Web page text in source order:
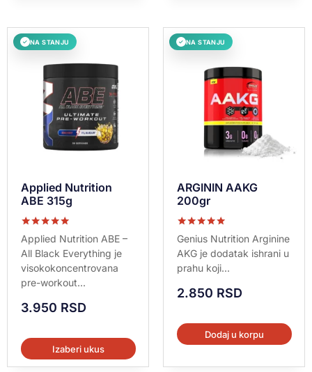
✓ NA STANJU
Applied Nutrition
ABE 315g
Ocenjeno sa
5.00
od 5
Applied Nutrition ABE –
All Black Everything je
visokokoncentrovana
pre-workout...
3.950 RSD
Izaberi ukus
✓ NA STANJU
ARGININ AAKG
200gr
Ocenjeno sa
5.00
od 5
Genius Nutrition Arginine
AKG je dodatak ishrani u
prahu koji...
2.850 RSD
Dodaj u korpu